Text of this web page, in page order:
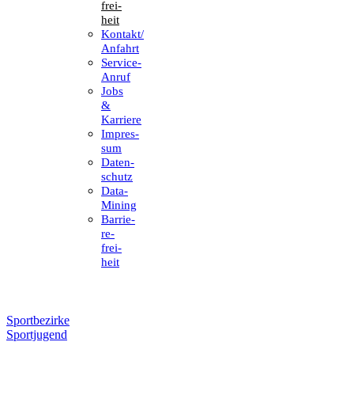
frei­
heit
Kontakt/​​
Anfahrt
Service-
Anruf
Jobs
&
Karriere
Impres­
sum
Daten­
schutz
Data-
Mining
Barrie­
re­
frei­
heit
Sportbezirke
Sportjugend